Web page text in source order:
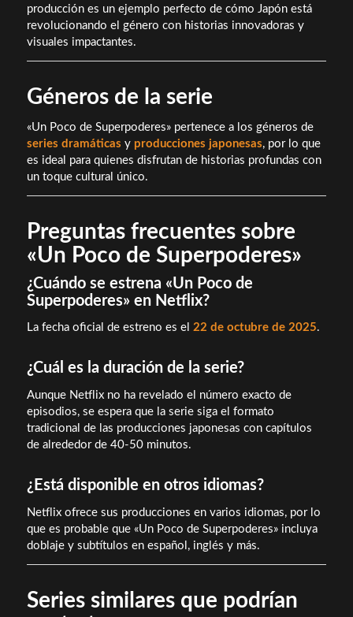
producción es un ejemplo perfecto de cómo Japón está
revolucionando el género con historias innovadoras y
visuales impactantes.
Géneros de la serie
«Un Poco de Superpoderes» pertenece a los géneros de
series dramáticas y producciones japonesas, por lo que
es ideal para quienes disfrutan de historias profundas con
un toque cultural único.
Preguntas frecuentes sobre
«Un Poco de Superpoderes»
¿Cuándo se estrena «Un Poco de
Superpoderes» en Netflix?
La fecha oficial de estreno es el 22 de octubre de 2025.
¿Cuál es la duración de la serie?
Aunque Netflix no ha revelado el número exacto de
episodios, se espera que la serie siga el formato
tradicional de las producciones japonesas con capítulos
de alrededor de 40-50 minutos.
¿Está disponible en otros idiomas?
Netflix ofrece sus producciones en varios idiomas, por lo
que es probable que «Un Poco de Superpoderes» incluya
doblaje y subtítulos en español, inglés y más.
Series similares que podrían